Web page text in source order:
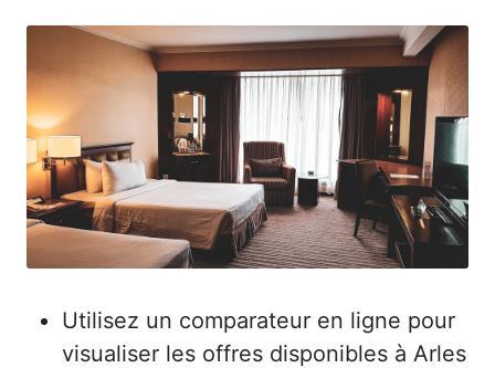
Utilisez un comparateur en ligne pour
visualiser les offres disponibles à Arles